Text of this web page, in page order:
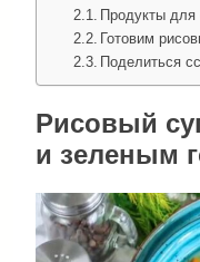
Продукты для
Готовим
Поделиться
Рисовый
и зеленым